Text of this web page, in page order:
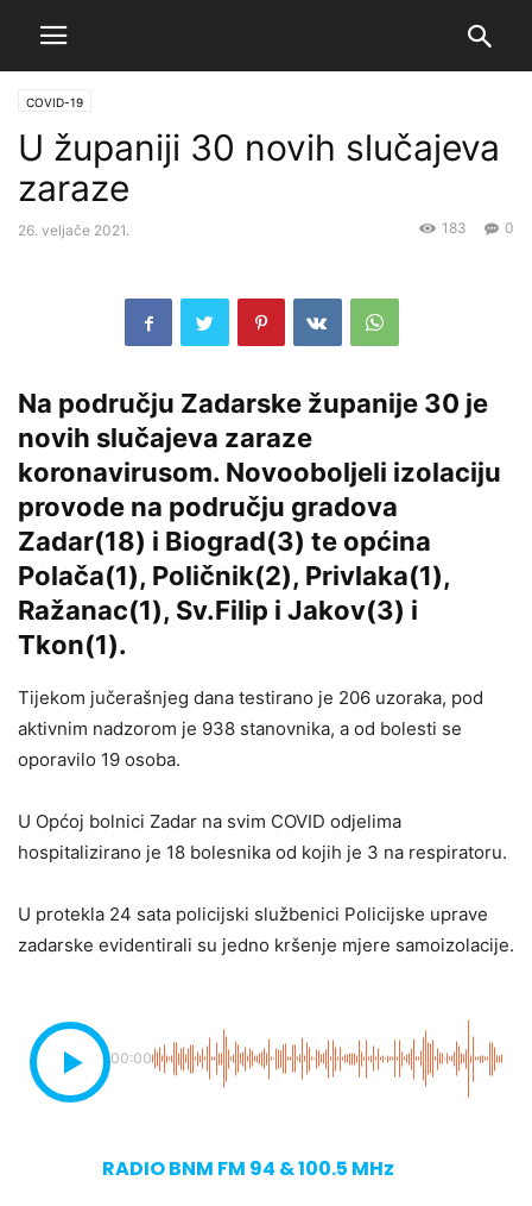
COVID-19
U županiji 30 novih slučajeva
zaraze
26. veljače 2021. 0
183
Na području Zadarske županije 30 je
novih slučajeva zaraze
koronavirusom. Novooboljeli izolaciju
provode na području gradova
Zadar(18) i Biograd(3) te općina
Polača(1), Poličnik(2), Privlaka(1),
Ražanac(1), Sv.Filip i Jakov(3) i
Tkon(1).
Tijekom jučerašnjeg dana testirano je 206 uzoraka, pod
aktivnim nadzorom je 938 stanovnika, a od bolesti se
oporavilo 19 osoba.
U Općoj bolnici Zadar na svim COVID odjelima
hospitalizirano je 18 bolesnika od kojih je 3 na respiratoru.
U protekla 24 sata policijski službenici Policijske uprave
zadarske evidentirali su jedno kršenje mjere samoizolacije.
00:00
RADIO BNM FM 94 & 100.5 MHz